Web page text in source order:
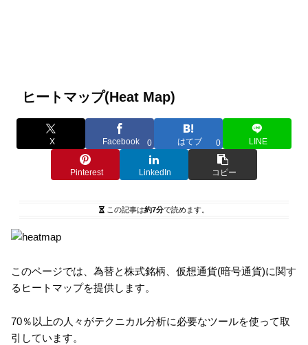
ヒートマップ(Heat Map)
X Facebook 0 はてブ 0 LINE
Pinterest LinkedIn コピー
この記事は約7分で読めます。
このページでは、為替と株式銘柄、仮想通貨(暗号通貨)に関す
るヒートマップを提供します。
70％以上の人々がテクニカル分析に必要なツールを使って取
引しています。